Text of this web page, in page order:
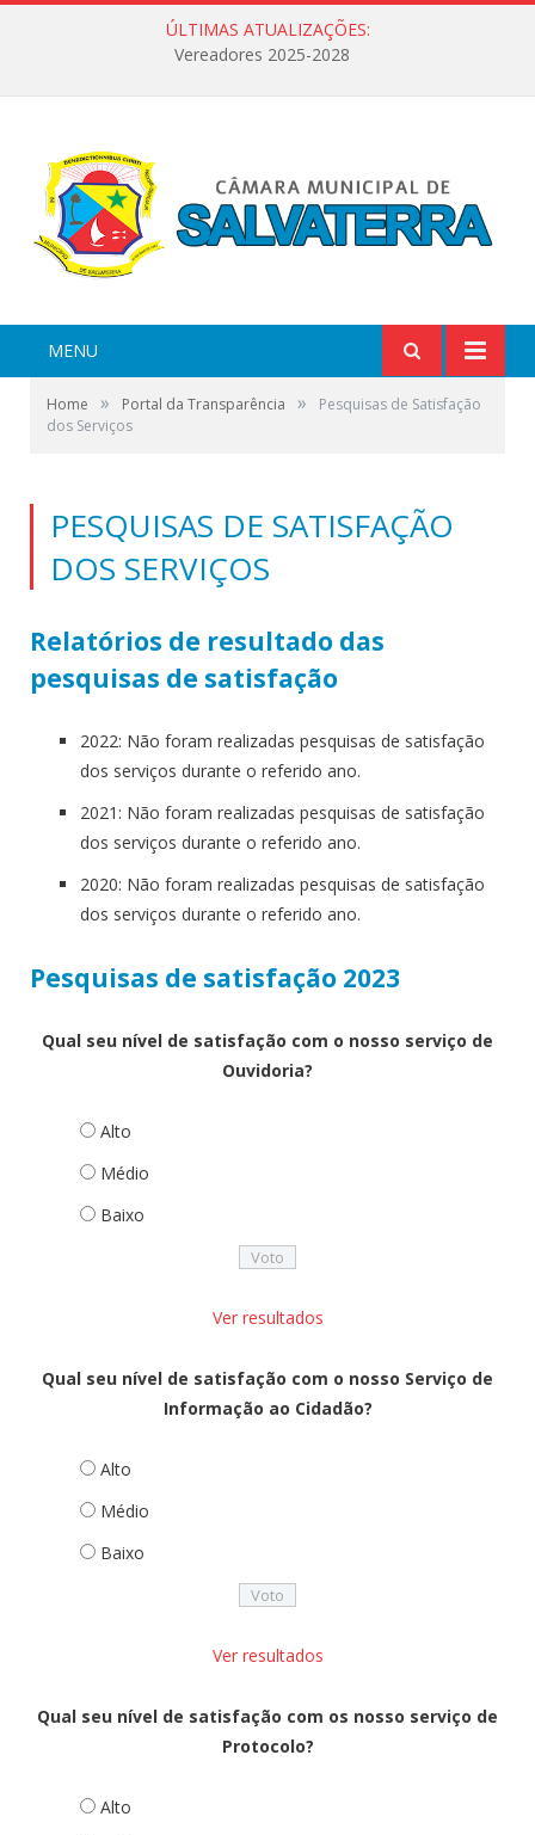
ÚLTIMAS ATUALIZAÇÕES:
Vereadores 2025-2028
MENU
Home » Portal da Transparência »
Pesquisas de Satisfação
dos Serviços
PESQUISAS DE SATISFAÇÃO
DOS SERVIÇOS
Relatórios de resultado das
pesquisas de satisfação
2022: Não foram realizadas pesquisas de satisfação
dos serviços durante o referido ano.
2021: Não foram realizadas pesquisas de satisfação
dos serviços durante o referido ano.
2020: Não foram realizadas pesquisas de satisfação
dos serviços durante o referido ano.
Pesquisas de satisfação 2023
Qual seu nível de satisfação com o nosso serviço de
Ouvidoria?
Alto
Médio
Baixo
Ver resultados
Qual seu nível de satisfação com o nosso Serviço de
Informação ao Cidadão?
Alto
Médio
Baixo
Ver resultados
Qual seu nível de satisfação com os nosso serviço de
Protocolo?
Alto